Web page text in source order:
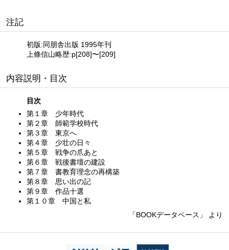
注記
初版:同朋舎出版 1995年刊
上條信山略歴:p[208]〜[209]
内容説明・目次
目次
第１章 少年時代
第２章 師範学校時代
第３章 東京へ
第４章 少壮の日々
第５章 戦争の爪あと
第６章 戦後書壇の建設
第７章 書教育理念の再構築
第８章 思い出の記
第９章 作品十選
第１０章 中国と私
「BOOKデータベース」 より